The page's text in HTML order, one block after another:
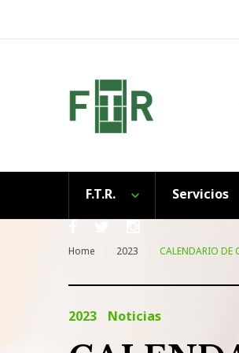
F.T.R. Servicios
Home 2023 CALENDARIO DE
2023 Noticias